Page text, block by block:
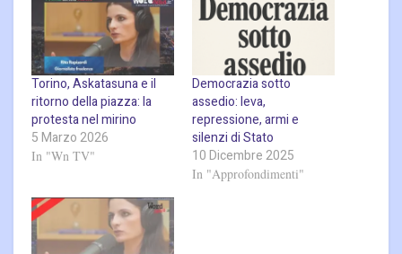
Torino, Askatasuna e il
ritorno della piazza: la
protesta nel mirino
5 Marzo 2026
In "Wn TV"
Democrazia sotto
assedio: leva,
repressione, armi e
silenzi di Stato
10 Dicembre 2025
In "Approfondimenti"